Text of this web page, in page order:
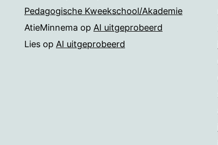
Pedagogische Kweekschool/Akademie
AtieMinnema op AI uitgeprobeerd
Lies op AI uitgeprobeerd